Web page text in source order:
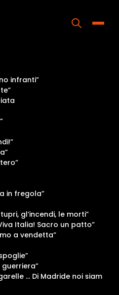
Us
infranti”
in fregola”
gl’incendi, le morti”
Italia! Sacro un patto”
a vendetta”
… Di Madride noi siam